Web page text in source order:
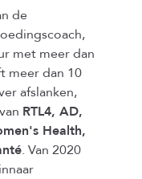
de
met meer dan
meer dan 10
afslanken,
RTL4, AD,
Health,
. Van 2020